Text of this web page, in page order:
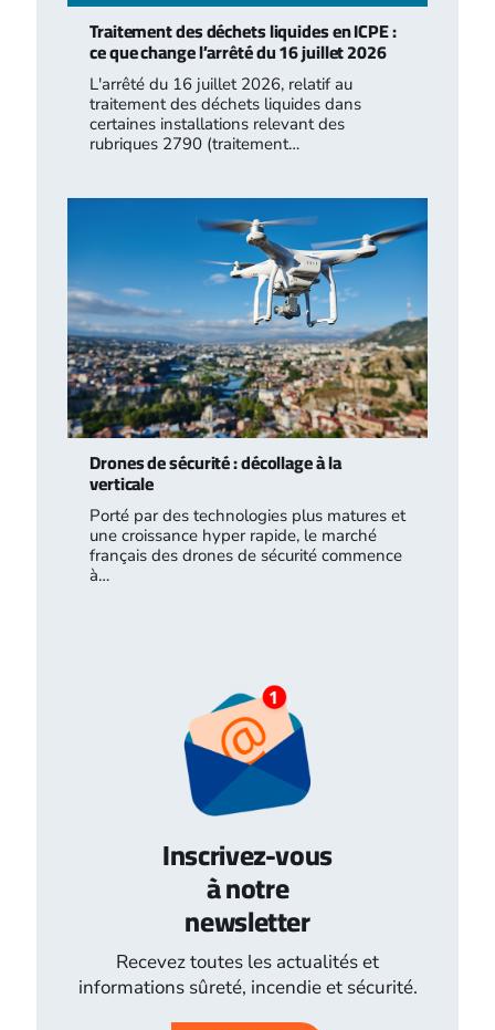
Traitement des déchets liquides en ICPE :
ce que change l’arrêté du 16 juillet 2026
L'arrêté du 16 juillet 2026, relatif au
traitement des déchets liquides dans
certaines installations relevant des
rubriques 2790 (traitement…
Drones de sécurité : décollage à la
verticale
Porté par des technologies plus matures et
une croissance hyper rapide, le marché
français des drones de sécurité commence
à…
Inscrivez-vous
à notre
newsletter
Recevez toutes les actualités et
informations sûreté, incendie et sécurité.